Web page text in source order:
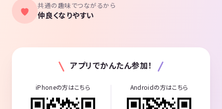
共通の趣味でつながるから
仲良くなりやすい
アプリでかんたん参加！
iPhoneの方はこちら Androidの方はこちら